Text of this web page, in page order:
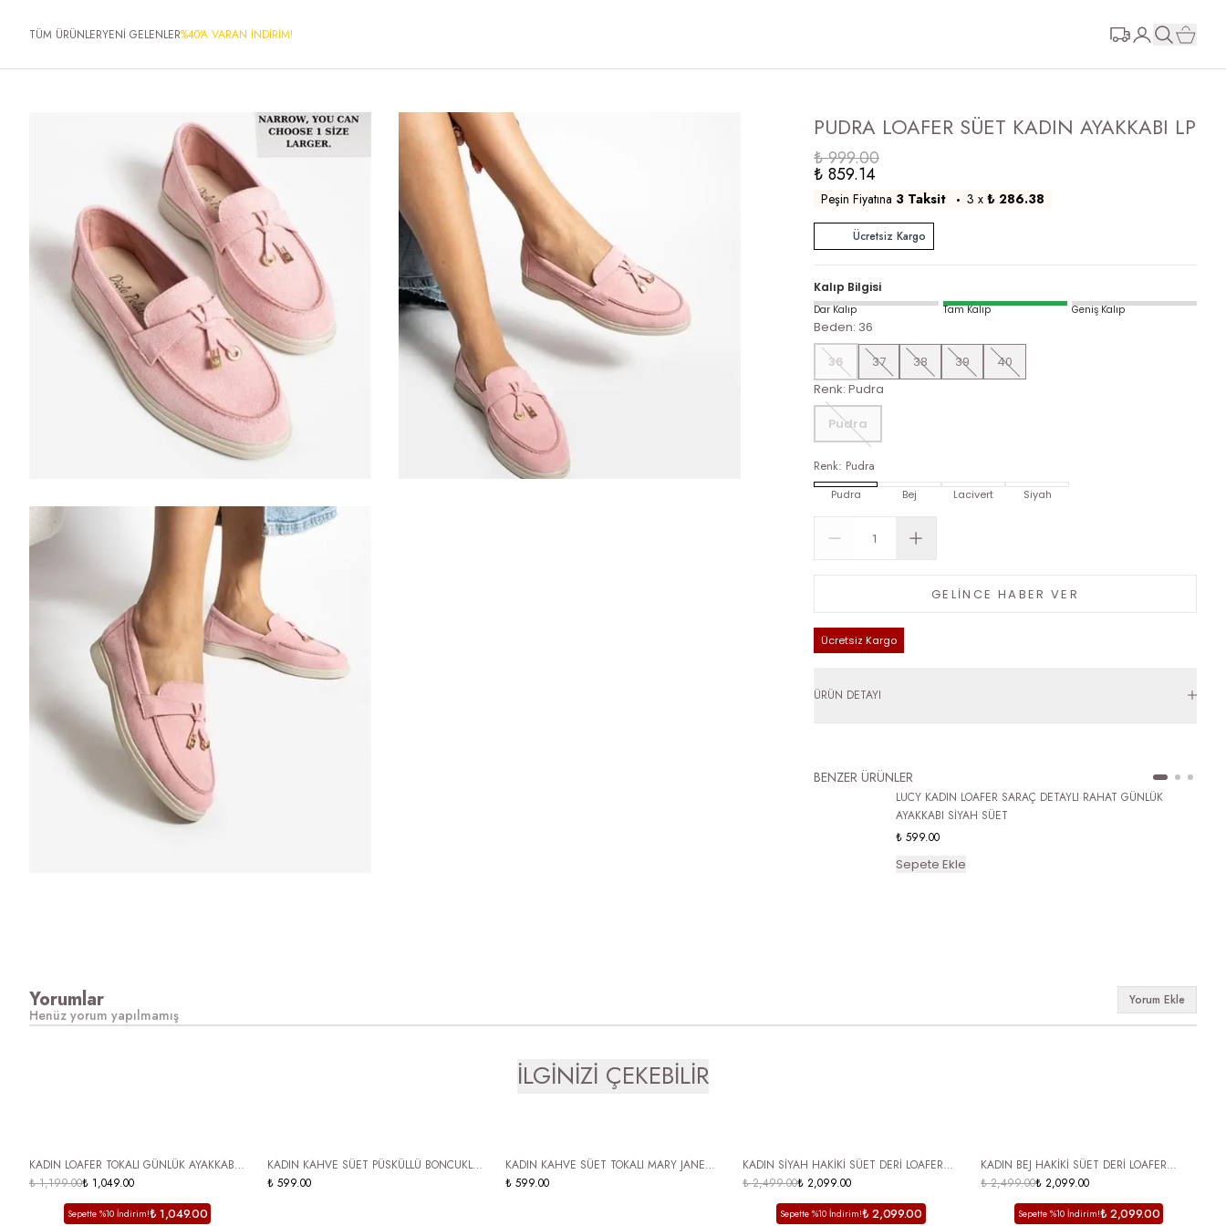
TÜM ÜRÜNLERYENİ GELENLER%40'A VARAN İNDİRİM!
PUDRA LOAFER SÜET KADIN AYAKKABI LP
₺ 999.00
₺ 859.14
Peşin Fiyatına 3 Taksit 3 x ₺ 286.38
Ücretsiz Kargo
Kalıp Bilgisi
Dar Kalıp Tam Kalıp Geniş Kalıp
Beden: 36
36
37 38 39
40
Renk: Pudra
Pudra
Renk: Pudra
Pudra Bej Lacivert Siyah
GELİNCE HABER VER
Ücretsiz Kargo
ÜRÜN DETAYI
BENZER ÜRÜNLER
LUCY KADIN LOAFER SARAÇ DETAYLI RAHAT GÜNLÜK
AYAKKABI SİYAH SÜET
₺ 599.00
Sepete Ekle
Yorumlar Yorum Ekle
Henüz yorum yapılmamış
İLGİNİZİ ÇEKEBİLİR
ÜCRETSİZ KARGO
KADIN LOAFER TOKALI GÜNLÜK AYAKKABI
LORİZA SİYAH
₺ 1,199.00₺ 1,049.00
Sepette %10 İndirim!₺ 1,049.00
ÜCRETSİZ KARGO
KADIN KAHVE SÜET PÜSKÜLLÜ BONCUKLU
LOAFER AYAKKABI - RAHAT MOKASEN
₺ 599.00
ÜCRETSİZ KARGO
KADIN KAHVE SÜET TOKALI MARY JANE
LOAFER AYAKKABI GÜNLÜK RUIZ
₺ 599.00
HAKİKİ DERİ
ÜCRETSİZ KARGO
KADIN SİYAH HAKİKİ SÜET DERİ LOAFER
AYAKKABI NATY
₺ 2,499.00₺ 2,099.00
Sepette %10 İndirim!₺ 2,099.00
HAKİKİ DERİ
ÜCRETSİZ KARGO
KADIN BEJ HAKİKİ SÜET DERİ LOAFER
AYAKKABI NATY
₺ 2,499.00₺ 2,099.00
Sepette %10 İndirim!₺ 2,099.00